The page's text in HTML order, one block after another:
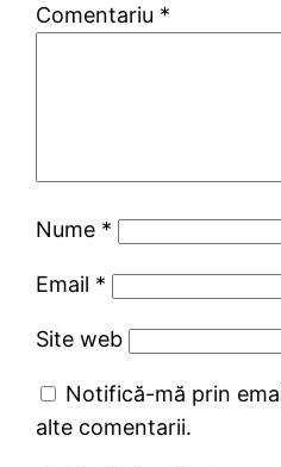
Comentariu *
Nume *
Email *
Site web
Notifică-mă prin
alte comentarii.